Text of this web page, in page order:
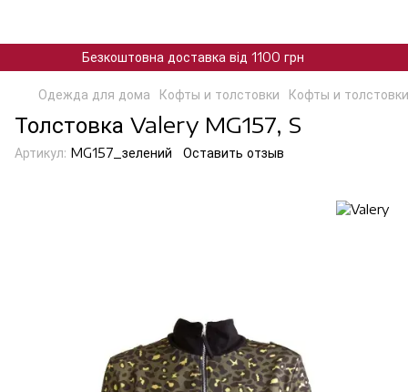
Безкоштовна доставка від 1100 грн
Одежда для дома Кофты и толстовки Кофты и
Толстовка Valery MG157, S
Артикул: MG157_зелений Оставить отзыв